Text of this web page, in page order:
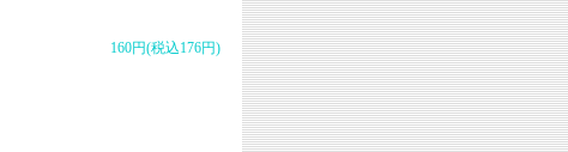
160円(税込176円)